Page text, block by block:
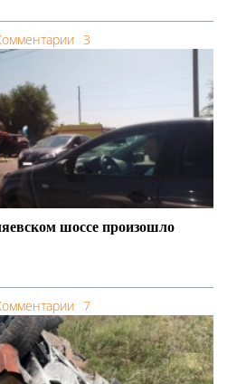
3
шоссе произошло
7